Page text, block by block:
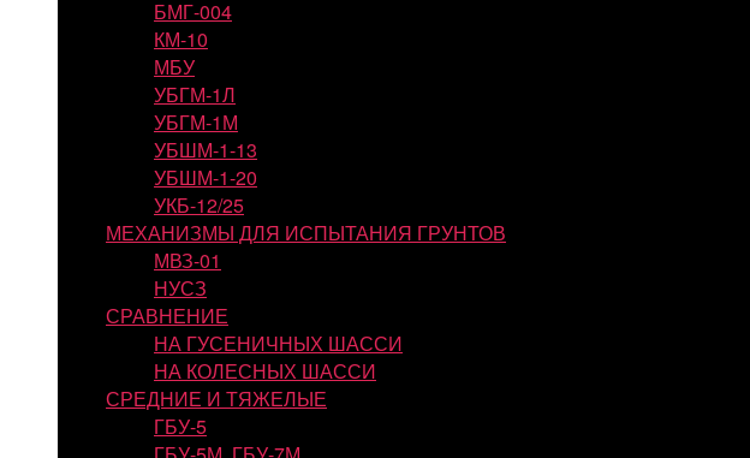
БМГ-004
КМ-10
МБУ
УБГМ-1Л
УБГМ-1М
УБШМ-1-13
УБШМ-1-20
УКБ-12/25
МЕХАНИЗМЫ ДЛЯ ИСПЫТАНИЯ ГРУНТОВ
МВЗ-01
НУСЗ
СРАВНЕНИЕ
НА ГУСЕНИЧНЫХ ШАССИ
НА КОЛЕСНЫХ ШАССИ
СРЕДНИЕ И ТЯЖЕЛЫЕ
ГБУ-5